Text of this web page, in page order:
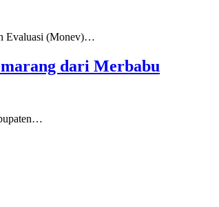
Evaluasi (Monev)…
dari Merbabu